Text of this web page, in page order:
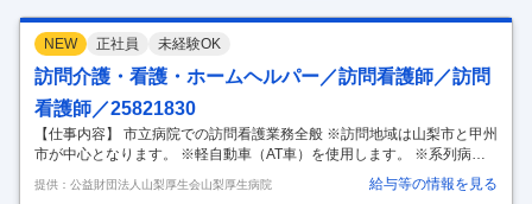
NEW 正社員 未経験OK
訪問介護・看護・ホームヘルパー／訪問看護師／訪問
看護師／25821830
【仕事内容】 市立病院での訪問看護業務全般 ※訪問地域は山梨市と甲州
市が中心となります。 ※軽自動車（AT車）を使用します。 ※系列病院へ
の移動の可能性があります。 ※お子様の学校行事や急な体調不良等によ
るお休みには配慮致します。 施設見学をして、ご応募を検討する事も可
提供：公益財団法人山梨厚生会山梨厚生病院 給与等の情報を見る